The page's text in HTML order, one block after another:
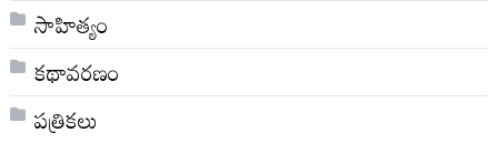
సాహిత్యం
కథావరణం
పత్రికలు